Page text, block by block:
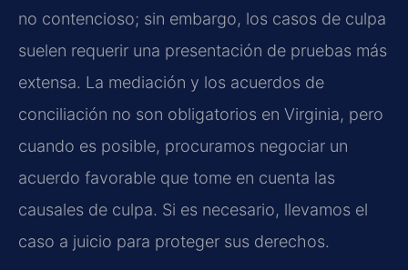
no contencioso; sin embargo, los casos de culpa
suelen requerir una presentación de pruebas más
extensa. La mediación y los acuerdos de
conciliación no son obligatorios en Virginia, pero
cuando es posible, procuramos negociar un
acuerdo favorable que tome en cuenta las
causales de culpa. Si es necesario, llevamos el
caso a juicio para proteger sus derechos.